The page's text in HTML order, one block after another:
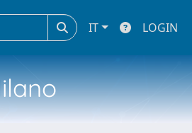
IT LOGIN